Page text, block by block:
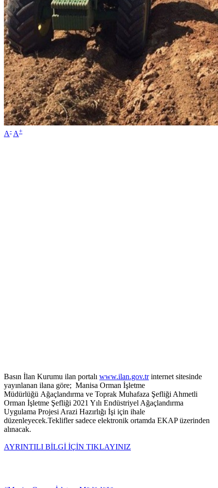
A- A+
Basın İlan Kurumu ilan portalı www.ilan.gov.trinternet sitesinde
yayınlanan ilana göre; Manisa Orman İşletme
Müdürlüğü Ağaçlandırma ve Toprak Muhafaza Şefliği Ahmetli
Orman İşletme Şefliği 2021 Yılı Endüstriyel Ağaçlandırma
Uygulama Projesi Arazi Hazırlığı İşi için ihale
düzenleyecek.Teklifler sadece elektronik ortamda EKAP üzerinden
alınacak.
AYRINTILI BİLGİ İÇİN TIKLAYINIZ